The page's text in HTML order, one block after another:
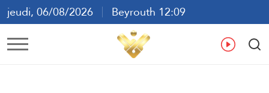
jeudi, 06/08/2026
Beyrouth 12:09
ع